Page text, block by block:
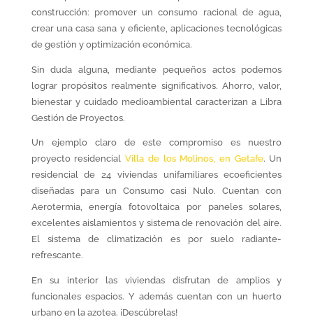
construcción: promover un consumo racional de agua,
crear una casa sana y eficiente, aplicaciones tecnológicas
de gestión y optimización económica.
Sin duda alguna, mediante pequeños actos podemos
lograr propósitos realmente significativos. Ahorro, valor,
bienestar y cuidado medioambiental caracterizan a Libra
Gestión de Proyectos.
Un ejemplo claro de este compromiso es nuestro
proyecto residencialVilla de los Molinos, en Getafe. Un
residencial de 24 viviendas unifamiliares ecoeficientes
diseñadas para un Consumo casi Nulo. Cuentan con
Aerotermia, energía fotovoltaica por paneles solares,
excelentes aislamientos y sistema de renovación del aire.
El sistema de climatización es por suelo radiante-
refrescante.
En su interior las viviendas disfrutan de amplios y
funcionales espacios. Y además cuentan con un huerto
urbano en la azotea. ¡Descúbrelas!